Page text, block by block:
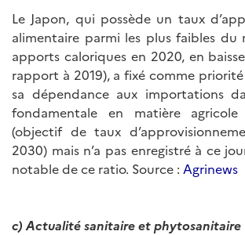
Le Japon, qui possède un taux
alimentaire parmi les plus faibles du
apports caloriques en 2020, en
rapport à 2019), a fixé comme
sa dépendance aux importations
fondamentale en matière
(objectif de taux
2030) mais n’a pas enregistré à ce
notable de ce ratio. Source : Agrinews
c) Actualité sanitaire et phytosanitaire